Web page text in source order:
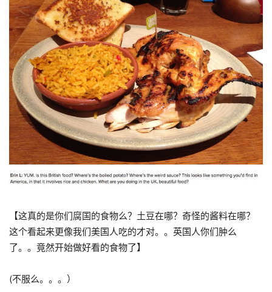
【这真的是你们腐国的食物么？土豆在哪？奇怪的酱料在哪？
这个看起来更像我们美国人吃的才对。。英国人你们肿么
了。。竟然开始做好看的食物了】
(不服么。。。）